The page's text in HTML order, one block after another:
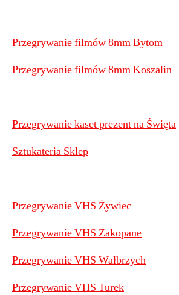
Przegrywanie filmów 8mm Bytom
Przegrywanie filmów 8mm Koszalin
Przegrywanie kaset prezent na Święta
Sztukateria Sklep
Przegrywanie VHS Żywiec
Przegrywanie VHS Zakopane
Przegrywanie VHS Wałbrzych
Przegrywanie VHS Turek